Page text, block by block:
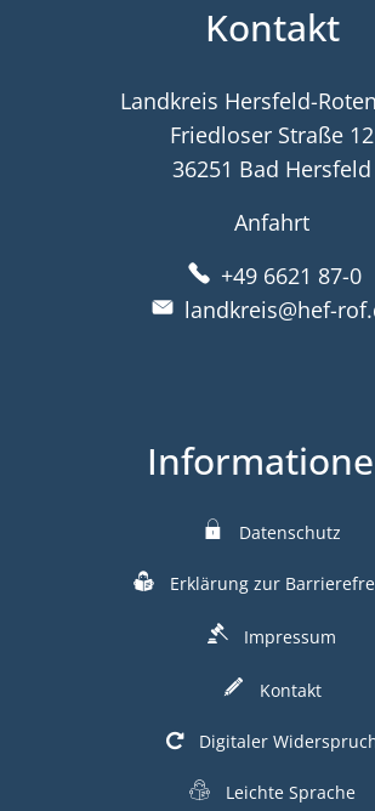
Kontakt
Landkreis Hersfeld-
Friedloser Straße 12
36251 Bad Hersfeld
Anfahrt
+49 6621 87-0
landkreis@hef-
Datenschutz
Erklärung zur
Impressum
Kontakt
Digitaler
Leichte Sprache